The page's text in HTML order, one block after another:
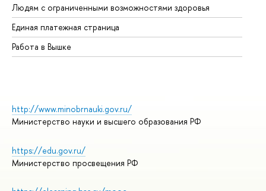
Людям с ограниченными возможностями здоровья
Единая платежная страница
Работа в Вышке
http://www.minobrnauki.gov.ru/
Министерство науки и высшего образования РФ
https://edu.gov.ru/
Министерство просвещения РФ